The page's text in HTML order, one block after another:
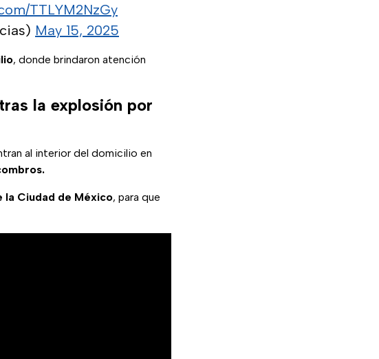
TTLYM2NzGy
May 15, 2025
, donde brindaron atención
la explosión por
al interior del domicilio en
la Ciudad de México, para que